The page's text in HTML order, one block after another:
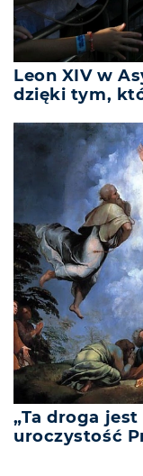
Leon XIV w
dzięki tym,
„Ta droga
uroczystość